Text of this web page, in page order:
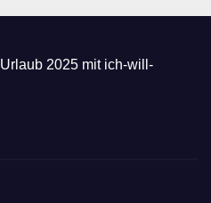
Urlaub 2025 mit ich-will-